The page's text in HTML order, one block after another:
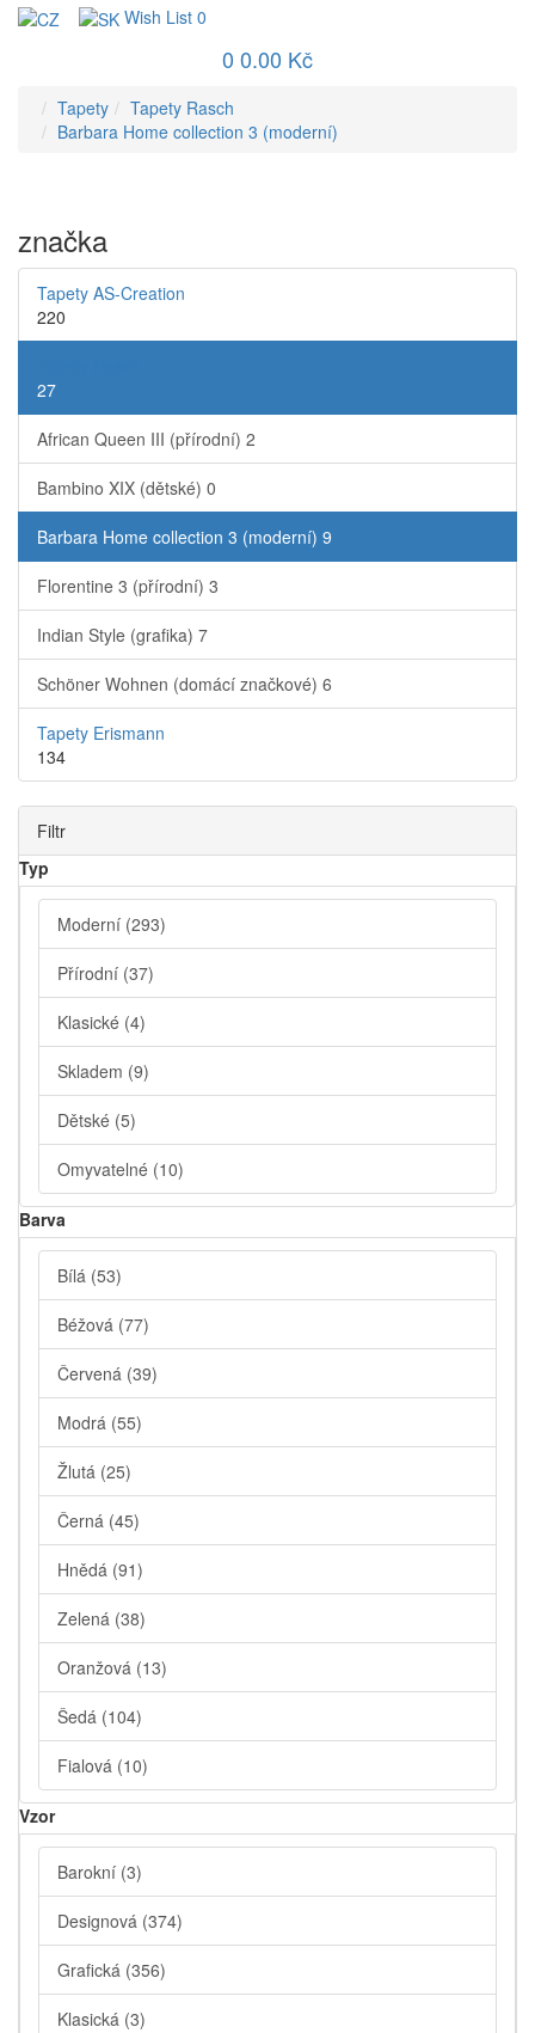
Wish List 0
0 0.00 Kč
Tapety
Tapety Rasch
Barbara Home collection 3 (moderní)
značka
Tapety AS-Creation
220
27
African Queen III (přírodní) 2
Bambino XIX (dětské) 0
Barbara Home collection 3 (moderní) 9
Florentine 3 (přírodní) 3
Indian Style (grafika) 7
Schöner Wohnen (domácí značkové) 6
Tapety Erismann
134
Filtr
Typ
Moderní (293)
Přírodní (37)
Klasické (4)
Skladem (9)
Dětské (5)
Omyvatelné (10)
Barva
Bílá (53)
Béžová (77)
Červená (39)
Modrá (55)
Žlutá (25)
Černá (45)
Hnědá (91)
Zelená (38)
Oranžová (13)
Šedá (104)
Fialová (10)
Vzor
Barokní (3)
Designová (374)
Grafická (356)
Klasická (3)